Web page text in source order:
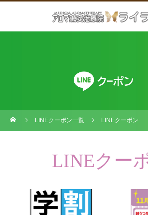
LINEクーポン一覧 LINEクーポン
LINEクー